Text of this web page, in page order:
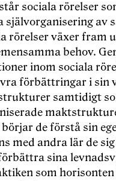
sociala rörelser
självorganisering av
rörelser växer fram
behov.
inom sociala
förbättringar i sin
samtidigt
de förstå sin
med andra lär de
sina
som